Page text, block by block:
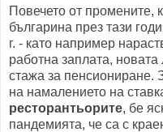
Повечето от промените,
българина през тази
г. - като например
работна заплата,
стажа за пенсиониране.
на намалението на
ресторантьорите, бе
пандемията, че са с